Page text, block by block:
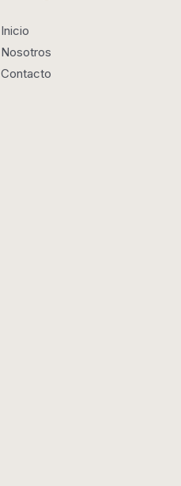
Inicio
Nosotros
Contacto